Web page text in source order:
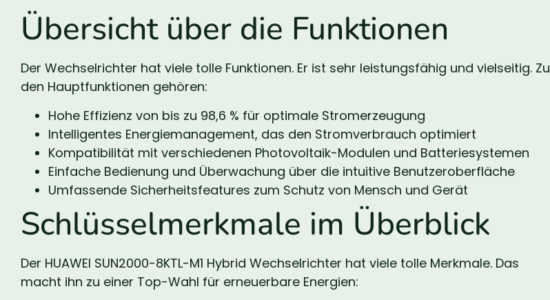
Übersicht über die Funktionen
Der Wechselrichter hat viele tolle Funktionen. Er ist sehr leistungsfähig und vielseitig. Zu
den Hauptfunktionen gehören:
Hohe Effizienz von bis zu 98,6 % für optimale Stromerzeugung
Intelligentes Energiemanagement, das den Stromverbrauch optimiert
Kompatibilität mit verschiedenen Photovoltaik-Modulen und Batteriesystemen
Einfache Bedienung und Überwachung über die intuitive Benutzeroberfläche
Umfassende Sicherheitsfeatures zum Schutz von Mensch und Gerät
Schlüsselmerkmale im Überblick
Der HUAWEI SUN2000-8KTL-M1 Hybrid Wechselrichter hat viele tolle Merkmale. Das
macht ihn zu einer Top-Wahl für erneuerbare Energien: